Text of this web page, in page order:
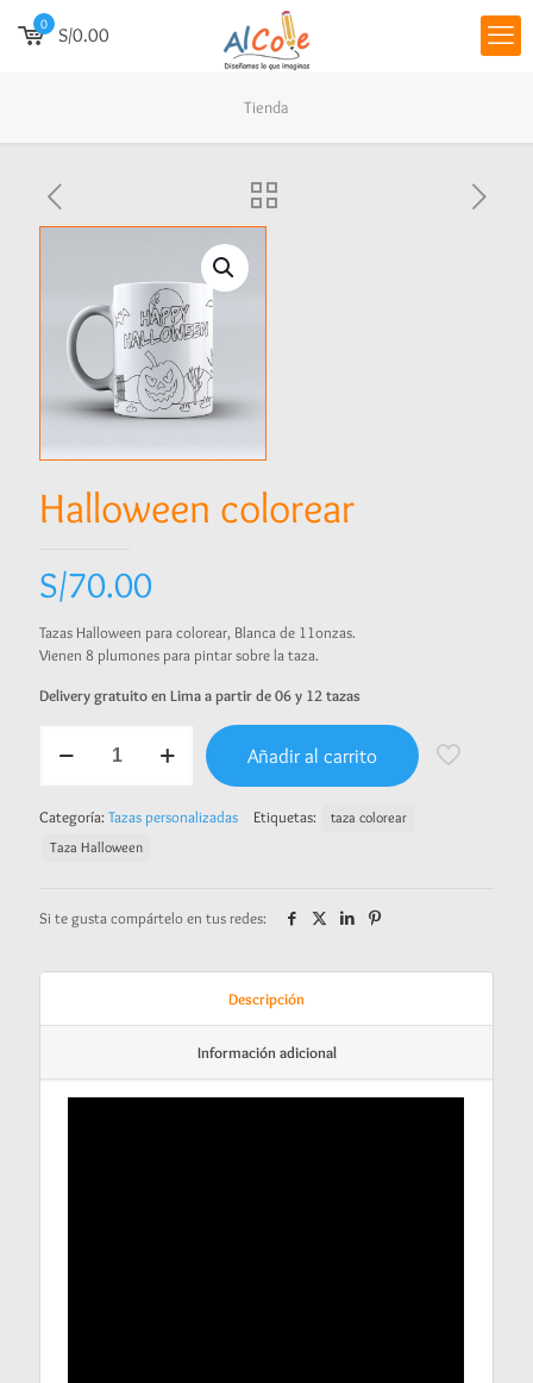
0 S/0.00
Tienda
Halloween colorear
S/70.00
Tazas Halloween para colorear, Blanca de 11onzas.
Vienen 8 plumones para pintar sobre la taza.
Delivery gratuito en Lima a partir de 06 y 12 tazas
colorear
Añadir al carrito
Categoría: Tazas personalizadas Etiquetas:
taza colorear
Taza Halloween
Si te gusta compártelo en tus redes:
Descripción
Información adicional